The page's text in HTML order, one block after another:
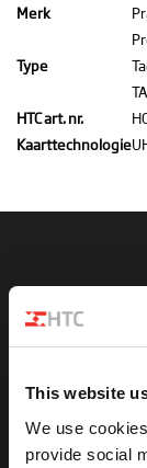
This website
We use
provide social
Merk
Type
HTC art. nr.
Kaarttechnologie
Hulp
werkdagen
Bedrijfsnaam *